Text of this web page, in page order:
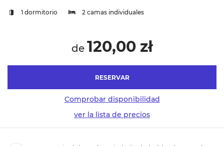
1 dormitorio 2 camas individuales
de 120,00 zł
RESERVAR
Comprobar disponibilidad
ver la lista de precios